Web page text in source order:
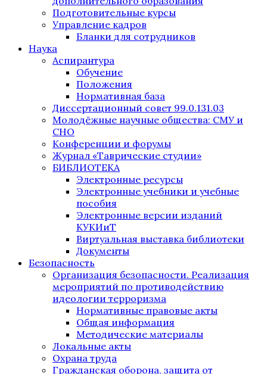
Подготовительные курсы
Управление кадров
Бланки для сотрудников
Наука
Аспирантура
Обучение
Положения
Нормативная база
Диссертационный совет 99.0.131.03
Молодёжные научные общества: СМУ и
СНО
Конференции и форумы
Журнал «Таврические студии»
БИБЛИОТЕКА
Электронные ресурсы
Электронные учебники и учебные
пособия
Электронные версии изданий
КУКИиТ
Виртуальная выставка библиотеки
Документы
Безопасность
Организация безопасности. Реализация
мероприятий по противодействию
идеологии терроризма
Нормативные правовые акты
Общая информация
Методические материалы
Локальные акты
Охрана труда
Гражданская оборона, защита от